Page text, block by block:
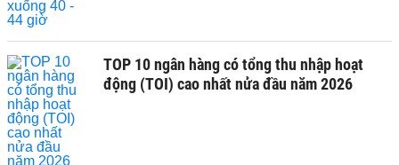
TOP 10 ngân hàng có tổng thu nhập hoạt
động (TOI) cao nhất nửa đầu năm 2026